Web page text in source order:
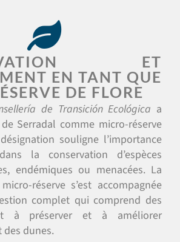
ET
EN TANT QUE
DE FLORE
de Transición Ecológica a
Serradal comme micro-réserve
souligne l’importance
la conservation d’espèces
endémiques ou menacées. La
réserve s’est accompagnée
complet qui comprend des
à préserver et à améliorer
des dunes.